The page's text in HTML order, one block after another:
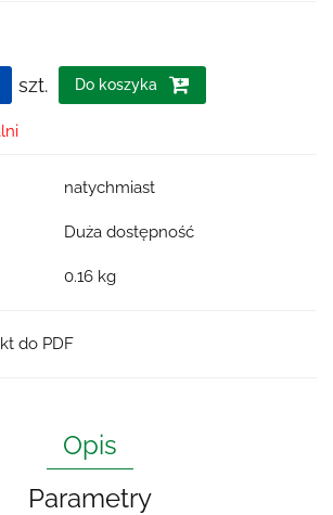
szt. Do koszyka
natychmiast
Duża dostępność
0.16 kg
do PDF
Opis
Parametry